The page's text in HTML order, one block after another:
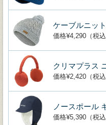
ケーブルニッ
価格¥4,290（税込
クリマプラス
価格¥2,420（税込
ノースポール
価格¥5,390（税込